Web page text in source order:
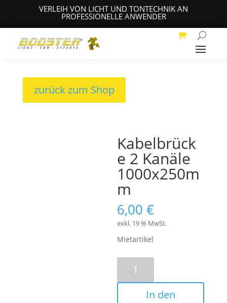
VERLEIH VON LICHT UND TONTECHNIK AN
PROFESSIONELLE ANWENDER
zurück zum Shop
Kabelbrück
e 2 Kanäle
1000x250m
m
6,00€
exkl. 19 % MwSt.
Mietartikel
Kanäle
1000x250mmIn den